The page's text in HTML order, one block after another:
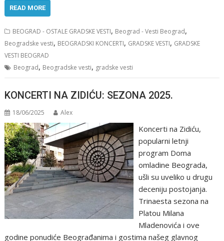
READ MORE
BEOGRAD - OSTALE GRADSKE VESTI, Beograd - Vesti Beograd,
Beogradske vesti, BEOGRADSKI KONCERTI, GRADSKE VESTI, GRADSKE
VESTI BEOGRAD
Beograd, Beogradske vesti, gradske vesti
KONCERTI NA ZIDIĆU: SEZONA 2025.
18/06/2025 Alex
Koncerti na Zidiću,
popularni letnji
program Doma
omladine Beograda,
ušli su uveliko u drugu
deceniju postojanja.
Trinaesta sezona na
Platou Milana
Mladenovića i ove
godine ponudiće Beograđanima i gostima našeg glavnog